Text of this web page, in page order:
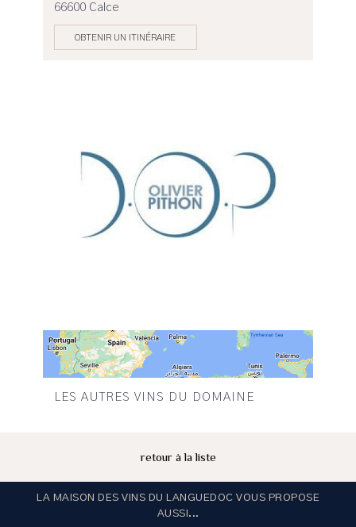
66600 Calce
OBTENIR UN ITINÉRAIRE
LES AUTRES VINS DU DOMAINE
retour à la liste
LA MAISON DES VINS DU LANGUEDOC VOUS PROPOSE
AUSSI...